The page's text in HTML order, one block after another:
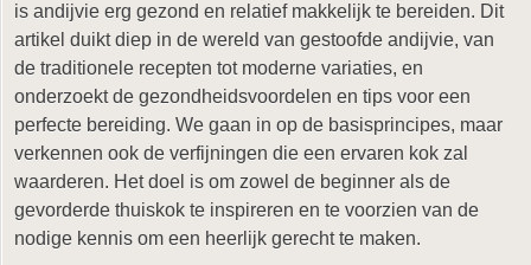
is andijvie erg gezond en relatief makkelijk te bereiden. Dit
artikel duikt diep in de wereld van gestoofde andijvie, van
de traditionele recepten tot moderne variaties, en
onderzoekt de gezondheidsvoordelen en tips voor een
perfecte bereiding. We gaan in op de basisprincipes, maar
verkennen ook de verfijningen die een ervaren kok zal
waarderen. Het doel is om zowel de beginner als de
gevorderde thuiskok te inspireren en te voorzien van de
nodige kennis om een heerlijk gerecht te maken.